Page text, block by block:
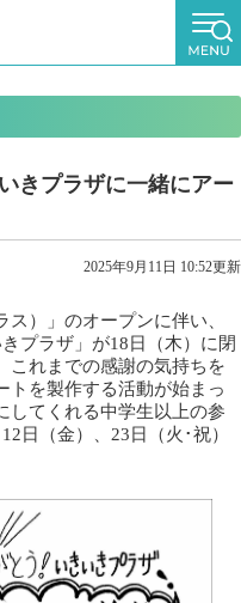
きプラザに一緒にアー
2025年9月11日 10:52更新
）」のオープンに伴い、
プラザ」が18日（木）に閉
これまでの感謝の気持ちを
トを製作する活動が始まっ
してくれる中学生以上の参
日（金）、23日（火･祝）